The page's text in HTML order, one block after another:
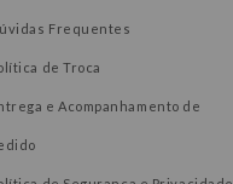
Frequentes
de Troca
e Acompanhamento de